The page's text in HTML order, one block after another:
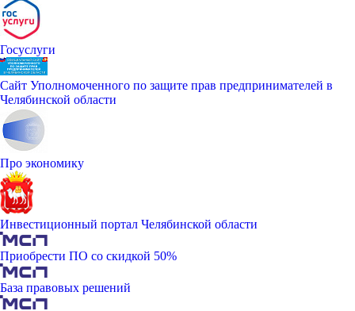
Госуслуги
Сайт Уполномоченного по защите прав предпринимателей в
Челябинской области
Про экономику
Инвестиционный портал Челябинской области
Приобрести ПО со скидкой 50%
База правовых решений